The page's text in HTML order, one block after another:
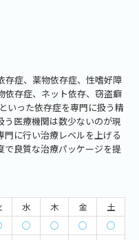
存症、薬物依存症、性嗜好障
依存症、ネット依存、窃盗癖
いった依存症を専門に扱う精
医療機関は数少ないのが現
に行い治療レベルを上げる
で良質な治療パッケージを提
水 木 金
土
○ ○ ○
○